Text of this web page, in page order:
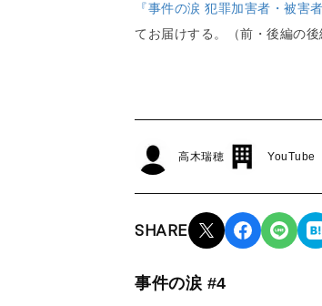
『事件の涙 犯罪加害者・被害
てお届けする。
（前・後編の後
高木瑞穂 YouTube
SHARE
事件の涙 #4